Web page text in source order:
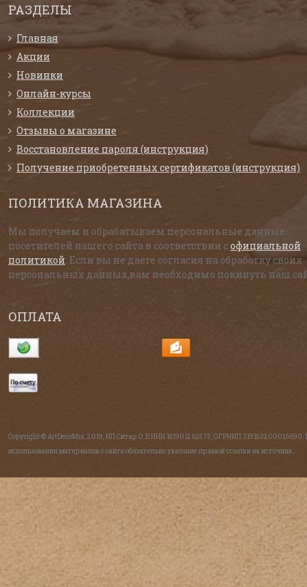
РАЗДЕЛЫ
Главная
Акции
Новинки
Онлайн-курсы
Коллекции
Отзывы о магазине
Восстановление пароля (инструкция)
Получение приобретенных сертификатов (инструкция)
ПОЛИТИКА МАГАЗИНА
Мы получаем и обрабатываем персональные данные
посетителей нашего сайта в соответствии софициальной
политикой . Если вы не даете согласия на обработку своих
персональных данных,вам необходимо покинуть наш
ОПЛАТА
Copyright © ArtDecoMix, 2019, ИП Ситар О.В ИНН 181901262575, ОГРНИП 319183200016690.
использовании материалов с сайта обязательно указание прямой ссылки на источник.